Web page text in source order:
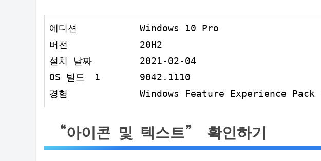
에디션		‎Windows 10 Pro
20H2
2021-‎02-‎04
1
9042.1110
경험		‎Windows Feature Experience Pack
“아이콘 및 텍스트” 확인하기